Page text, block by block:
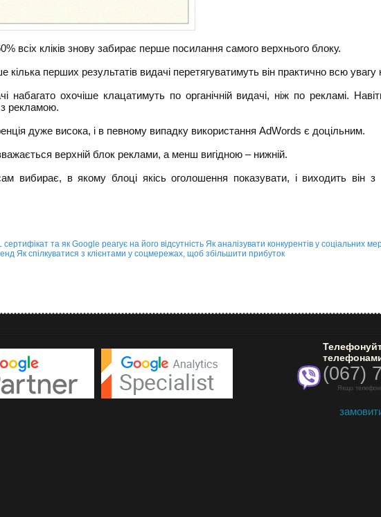
всіх кліків знову забирає перше посилання самого верхнього блоку.
перших результатів видачі перетягуватимуть він практично всю увагу
набагато охочіше клацатимуть по органічній видачі, ніж по рекламі.
рекламою.
дуже висока, і в певному випадку використання AdWords є доцільним.
верхній блок реклами, а менш вигідною – нижній.
вибирає, в якому блоці якісь оголошення показувати, і виходить він з
та як Google реагує на його відсутність Як аналізувати конкурентів у соціальних
Як спілкуватися з клієнтами у соцмережах, щоб збільшити прибуток
(067)
Якщо